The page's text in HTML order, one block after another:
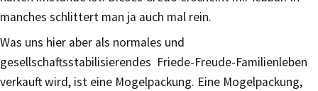
manches schlittert man ja auch mal rein.
Was uns hier aber als normales und
gesellschaftsstabilisierendes Friede-Freude-Familienleben
verkauft wird, ist eine Mogelpackung. Eine Mogelpackung,